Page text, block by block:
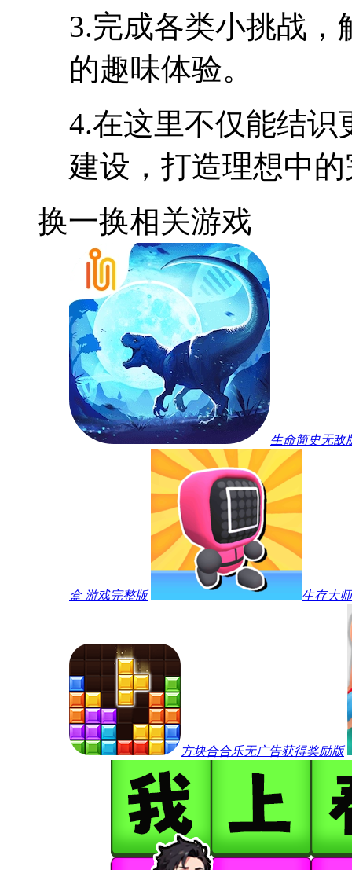
3.完成各类小挑战
的趣味体验。
4.在这里不仅能结识
建设，打造理想中
换一换相关游戏
生命简史无敌
盒 游戏完整版 生存大
方块合合乐无广告获得奖励版